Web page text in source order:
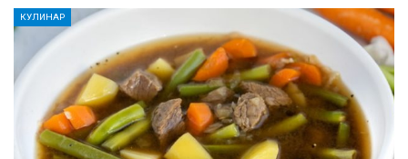
КУЛИНАР